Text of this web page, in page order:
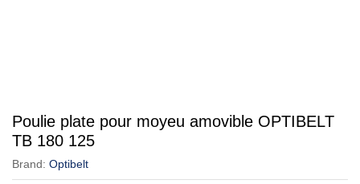
Poulie plate pour moyeu amovible OPTIBELT
TB 180 125
Brand: Optibelt